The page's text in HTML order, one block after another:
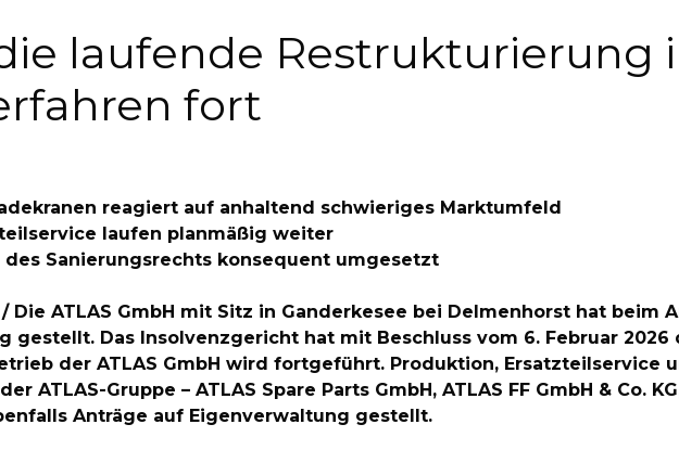
laufende Restrukturierung
fort
reagiert auf anhaltend schwieriges Marktumfeld
laufen planmäßig weiter
Sanierungsrechts konsequent umgesetzt
Die ATLAS GmbH mit Sitz in Ganderkesee bei Delmenhorst hat beim
gestellt. Das Insolvenzgericht hat mit Beschluss vom 6. Februar 2026
der ATLAS GmbH wird fortgeführt. Produktion, Ersatzteilservice
Gruppe – ATLAS Spare Parts GmbH, ATLAS FF GmbH & Co.
Anträge auf Eigenverwaltung gestellt.